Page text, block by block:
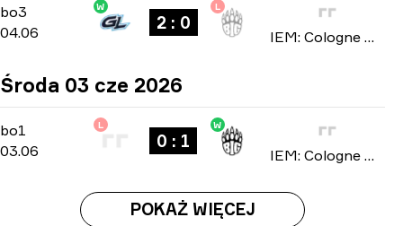
bo3
bo3
04.06
W
2 : 0
L
IEM: Cologne Major 2026
Środa 03 cze 2026
bo1
bo1
03.06
L
0 : 1
W
IEM: Cologne Major 2026
POKAŻ WIĘCEJ